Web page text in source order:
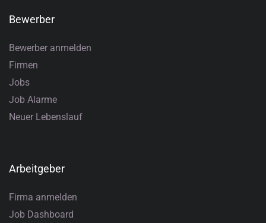
Bewerber
Bewerber anmelden
Firmen
Jobs
Job Alarme
Neuer Lebenslauf
Arbeitgeber
Firma anmelden
Job Dashboard